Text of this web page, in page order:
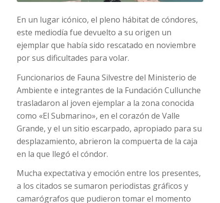
En un lugar icónico, el pleno hábitat de cóndores,
este mediodía fue devuelto a su origen un
ejemplar que había sido rescatado en noviembre
por sus dificultades para volar.
Funcionarios de Fauna Silvestre del Ministerio de
Ambiente e integrantes de la Fundación Cullunche
trasladaron al joven ejemplar a la zona conocida
como «El Submarino», en el corazón de Valle
Grande, y el un sitio escarpado, apropiado para su
desplazamiento, abrieron la compuerta de la caja
en la que llegó el cóndor.
Mucha expectativa y emoción entre los presentes,
a los citados se sumaron periodistas gráficos y
camarógrafos que pudieron tomar el momento